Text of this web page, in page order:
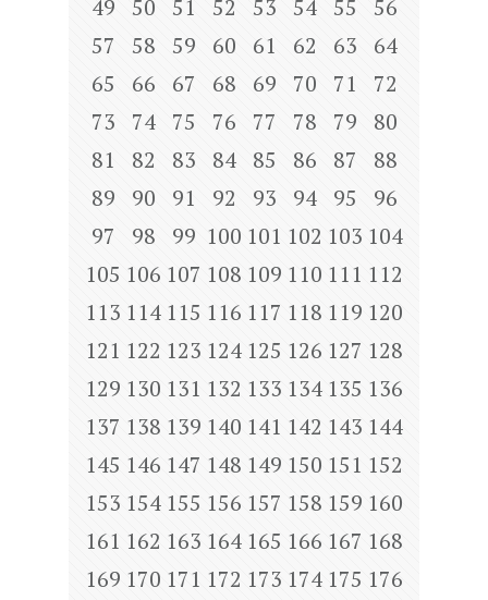
49
50 51 52 53 54 55
56
57
58 59 60 61 62 63
64
65
66 67 68 69 70 71
72
73
74 75 76 77 78 79
80
81
82 83 84 85 86 87
88
89
90 91 92 93 94 95
96
97
98 99 100 101 102 103 104
105 106 107 108 109 110 111 112
113 114 115 116 117 118 119 120
121 122 123 124 125 126 127 128
129 130 131 132 133 134 135 136
137 138 139 140 141 142 143 144
145 146 147 148 149 150 151 152
153 154 155 156 157 158 159 160
161 162 163 164 165 166 167 168
169 170 171 172 173 174 175 176